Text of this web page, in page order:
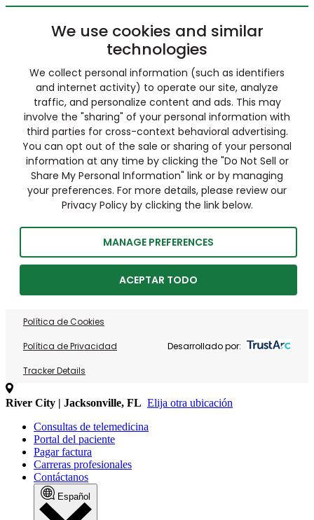
We use cookies and similar
technologies
We collect personal information (such as identifiers
and internet activity) to operate our site, analyze
traffic, and personalize content and ads. This may
involve the "sharing" of your personal information with
third parties for cross-context behavioral advertising.
You can opt out of the sale or sharing of your personal
information at any time by clicking the "Do Not Sell or
Share My Personal Information" link or by managing
your preferences. For more details, please review our
Privacy Policy by clicking the link below.
MANAGE PREFERENCES
ACEPTAR TODO
Política de Cookies
Política de Privacidad
Tracker Details
Desarrollado por:
River City | Jacksonville, FL Elija otra ubicación
Consultas de telemedicina
Portal del paciente
Pagar factura
Carreras profesionales
Contáctanos
Español